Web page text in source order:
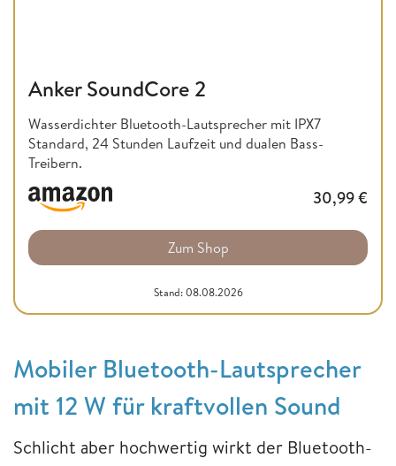
Anker SoundCore 2
Wasserdichter Bluetooth-Lautsprecher mit IPX7
Standard, 24 Stunden Laufzeit und dualen Bass-
Treibern.
30,99€
Zum Shop
Stand: 08.08.2026
Mobiler Bluetooth-Lautsprecher
mit 12 W für kraftvollen Sound
Schlicht aber hochwertig wirkt der Bluetooth-